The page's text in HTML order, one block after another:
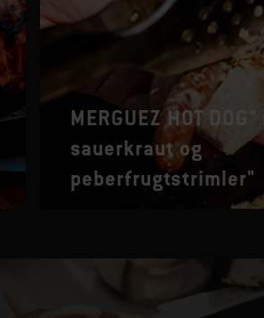
MERGUEZ HOT
sauerkraut og
peberfrugtstrimler"